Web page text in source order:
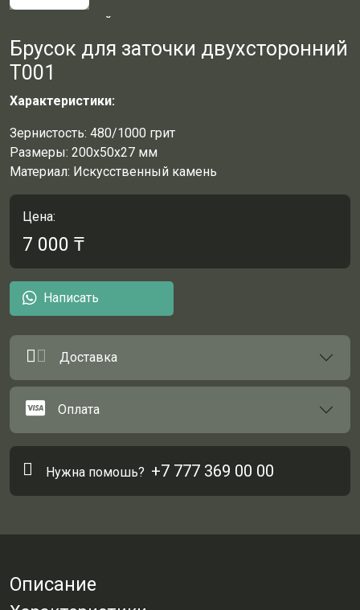
Брусок для заточки двухсторонний
Т001
Характеристики:
Зернистость: 480/1000 грит
Размеры: 200х50х27 мм
Материал: Искусственный камень
Цена:
7 000 ₸
Написать
Доставка
Оплата
Нужна помошь? +7 777 369 00 00
Описание